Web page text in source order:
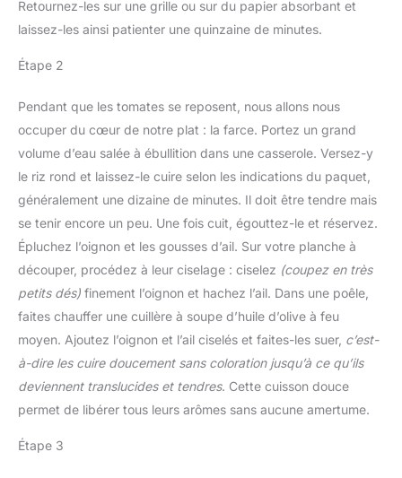
Retournez-les sur une grille ou sur du papier absorbant et
laissez-les ainsi patienter une quinzaine de minutes.
Étape 2
Pendant que les tomates se reposent, nous allons nous
occuper du cœur de notre plat : la farce. Portez un grand
volume d’eau salée à ébullition dans une casserole. Versez-y
le riz rond et laissez-le cuire selon les indications du paquet,
généralement une dizaine de minutes. Il doit être tendre mais
se tenir encore un peu. Une fois cuit, égouttez-le et réservez.
Épluchez l’oignon et les gousses d’ail. Sur votre planche à
découper, procédez à leur ciselage : ciselez (coupez en très
petits dés) finement l’oignon et hachez l’ail. Dans une poêle,
faites chauffer une cuillère à soupe d’huile d’olive à feu
moyen. Ajoutez l’oignon et l’ail ciselés et faites-les suer, c’est-
à-dire les cuire doucement sans coloration jusqu’à ce qu’ils
deviennent translucides et tendres. Cette cuisson douce
permet de libérer tous leurs arômes sans aucune amertume.
Étape 3